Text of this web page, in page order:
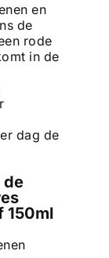
en
de
rode
in de
dag de
de
150ml